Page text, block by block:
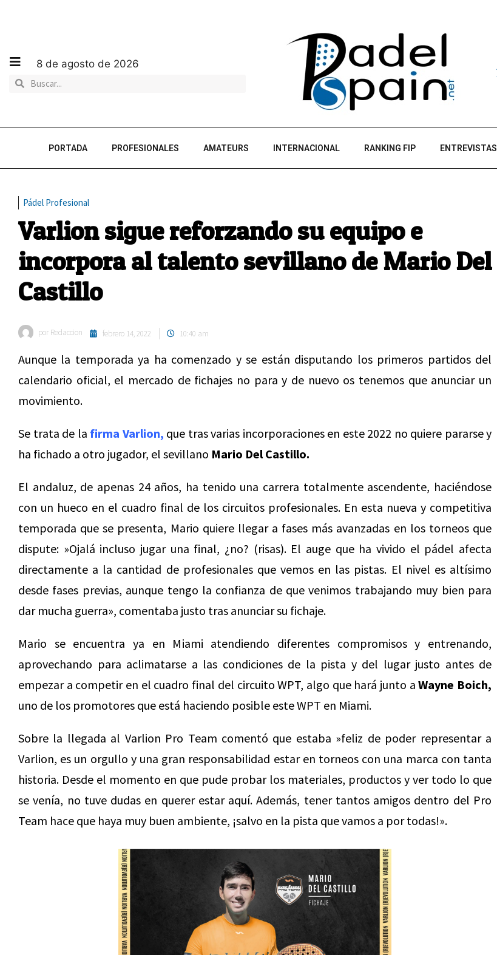
8 de agosto de 2026
PORTADA PROFESIONALES AMATEURS INTERNACIONAL RANKING FIP ENTREVISTAS
Pádel Profesional
Varlion sigue reforzando su equipo e
incorpora al talento sevillano de Mario Del
Castillo
por Redaccion febrero 14, 2022 10:40 am
Aunque la temporada ya ha comenzado y se están disputando los primeros partidos del
calendario oficial, el mercado de fichajes no para y de nuevo os tenemos que anunciar un
movimiento.
Se trata de la firma Varlion, que tras varias incorporaciones en este 2022 no quiere pararse y
ha fichado a otro jugador, el sevillano Mario Del Castillo.
El andaluz, de apenas 24 años, ha tenido una carrera totalmente ascendente, haciéndose
con un hueco en el cuadro final de los circuitos profesionales. En esta nueva y competitiva
temporada que se presenta, Mario quiere llegar a fases más avanzadas en los torneos que
dispute: »Ojalá incluso jugar una final, ¿no? (risas). El auge que ha vivido el pádel afecta
directamente a la cantidad de profesionales que vemos en las pistas. El nivel es altísimo
desde fases previas, aunque tengo la confianza de que venimos trabajando muy bien para
dar mucha guerra», comentaba justo tras anunciar su fichaje.
Mario se encuentra ya en Miami atendiendo diferentes compromisos y entrenando,
aprovechando para aclimatarse a las condiciones de la pista y del lugar justo antes de
empezar a competir en el cuadro final del circuito WPT, algo que hará junto aWayne Boich,
uno de los promotores que está haciendo posible este WPT en Miami.
Sobre la llegada al Varlion Pro Team comentó que estaba »feliz de poder representar a
Varlion, es un orgullo y una gran responsabilidad estar en torneos con una marca con tanta
historia. Desde el momento en que pude probar los materiales, productos y ver todo lo que
se venía, no tuve dudas en querer estar aquí. Además, tener tantos amigos dentro del Pro
Team hace que haya muy buen ambiente, ¡salvo en la pista que vamos a por todas!».